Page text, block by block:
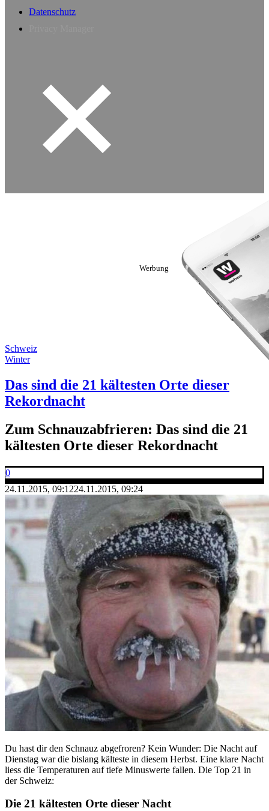
Datenschutz
Schweiz
Winter
Das sind die 21 kältesten Orte dieser
Rekordnacht
Zum Schnauzabfrieren: Das sind die 21
kältesten Orte dieser Rekordnacht
0
24.11.2015, 09:1224.11.2015, 09:24
Du hast dir den Schnauz abgefroren? Kein Wunder: Die Nacht auf
Dienstag war die bislang kälteste in diesem Herbst. Eine klare Nacht
liess die Temperaturen auf tiefe Minuswerte fallen. Die Top 21 in
der Schweiz:
Die 21 kältesten Orte dieser Nacht